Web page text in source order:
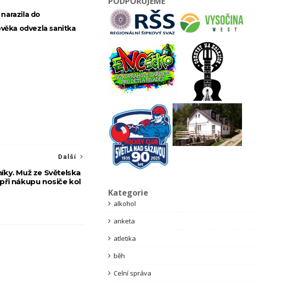
do
odvezla sanitka
Další
Muž ze Světelska
nákupu nosiče kol
Kategorie
alkohol
anketa
atletika
běh
Celní správa